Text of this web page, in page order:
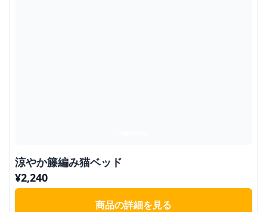
涼やか籐編み猫ベッド
¥2,240
商品の詳細を見る